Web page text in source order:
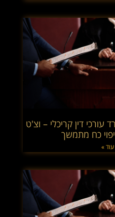
דין קריכלי – וצ'ט
כח מתמשך
»